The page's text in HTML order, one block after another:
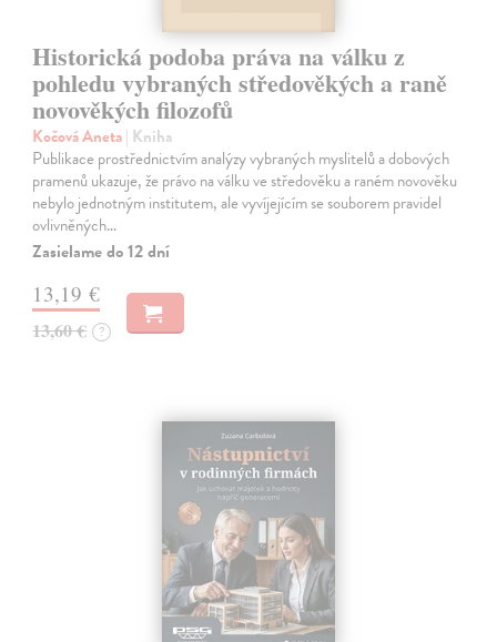
Historická podoba práva na válku z
pohledu vybraných středověkých a raně
novověkých filozofů
Kočová Aneta| Kniha
Publikace prostřednictvím analýzy vybraných myslitelů a dobových
pramenů ukazuje, že právo na válku ve středověku a raném novověku
nebylo jednotným institutem, ale vyvíjejícím se souborem pravidel
ovlivněných…
Zasielame do 12 dní
13,19 €
13,60 € ?